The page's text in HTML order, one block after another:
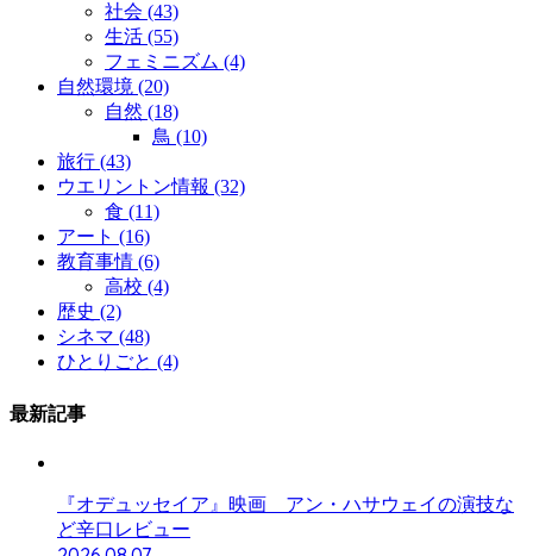
社会 (43)
生活 (55)
フェミニズム (4)
自然環境 (20)
自然 (18)
鳥 (10)
旅行 (43)
ウエリントン情報 (32)
食 (11)
アート (16)
教育事情 (6)
高校 (4)
歴史 (2)
シネマ (48)
ひとりごと (4)
最新記事
『オデュッセイア』映画 アン・ハサウェイの演技な
ど辛口レビュー